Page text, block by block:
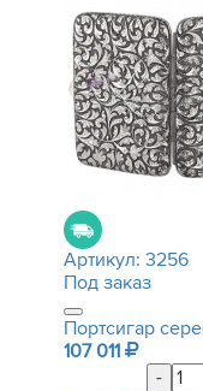
Артикул: 3256
Под заказ
Портсигар
107 011
-